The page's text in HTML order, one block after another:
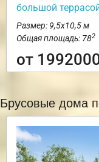
большой
Размер: 9,5х10,5 м
Общая площадь: 782
от
Брусовые дома